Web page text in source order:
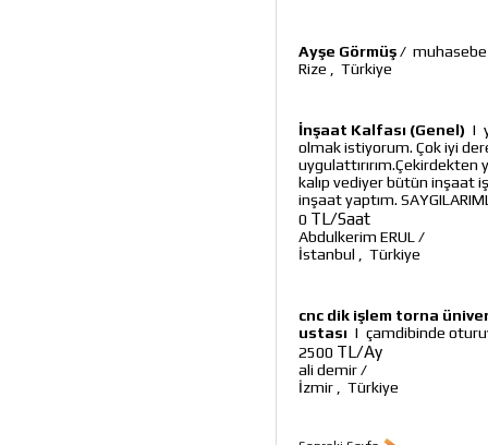
Ayşe Görmüş/ muhasebe
Rize
Türkiye
İnşaat Kalfası (Genel) |
olmak istiyorum. Çok iyi
kalıp vediyer bütün inşaat
inşaat yaptım.
0 TL/Saat
Abdulkerim ERUL /
İstanbul
Türkiye
cnc dik işlem torna
ustası | çamdibinde
2500 TL/Ay
ali demir/
İzmir
Türkiye